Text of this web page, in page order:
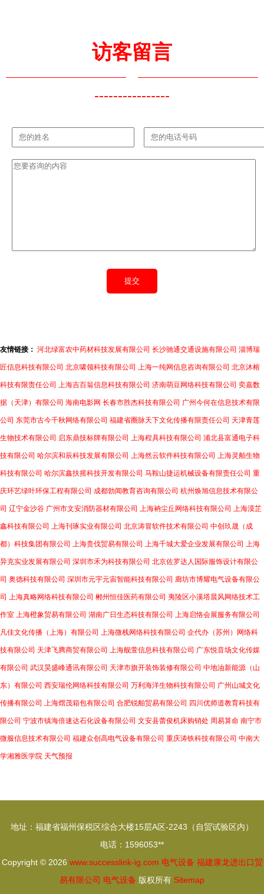
访客留言
----------------
友情链接： 河北绿富农中药材科技发展有限公司 长沙驰通交通设施有限公司 淄博瑞
匠信息科技有限公司 北京啸领科技有限公司 上海一纯网信息咨询有限公司 北京沐榕
科技有限责任公司 上海吉百翁信息科技有限公司 济南萌豆网络科技有限公司 奕嘉数
据（天津）有限公司 海南电影网 长春市胜杰科技有限公司 广州今何在信息技术有限
公司 东莞市古今千秋网络有限公司 福建省圈脉天下文化传播有限责任公司 天津青莲
生物技术有限公司 启东鼎技标牌有限公司 上海程具科技有限公司 浦北县富通电子科
技有限公司 哈尔滨和辰科技发展有限公司 上海然云软件科技有限公司 上海灵舶生物
科技有限公司 哈尔滨鑫扶摇科技开发有限公司 马鞍山捷运机械设备有限责任公司 重
庆环艺绿叶环保工程有限公司 成都勃闻教育咨询有限公司 杭州焕旭信息技术有限公
司 辽宁金沙谷 广州市文安消防器材有限公司 上海衲尘丘网络科技有限公司 上海漠芷
鑫科技有限公司 上海刊琢实业有限公司 北京涛冒软件技术有限公司 中创玖晟（成
都）科技集团有限公司 上海贵伐贸易有限公司 上海千城大爱企业发展有限公司 上海
异克实业发展有限公司 深圳市禾为科技有限公司 北京佐罗达人国际服饰设计有限公
司 奥德科技有限公司 深圳市元宇元宙智能科技有限公司 廊坊市博耀电气设备有限公
司 上海真略网络科技有限公司 郴州恒佳医药有限公司 夷陵区小溪塔晨风网络技术工
作室 上海橙象贸易有限公司 湖南广日生态科技有限公司 上海启恪会展服务有限公司
凡佳文化传播（上海）有限公司 上海微栈网络科技有限公司 企代办（苏州）网络科
技有限公司 天津飞腾商贸有限公司 上海舰萱信息科技有限公司 广东悦音场文化传媒
有限公司 武汉昊盛峰通讯有限公司 天津市旗开装饰装修有限公司 中地油新能源（山
东）有限公司 西安瑞伦网络科技有限公司 万利海洋生物科技有限公司 广州山城文化
传播有限公司 上海熠茂箱包有限公司 合肥锐舶贸易有限公司 四川优师道教育科技有
限公司 宁波市镇海倍速达石化设备有限公司 文安县蕾俊机床购销处 周易算命 南宁市
微服信息技术有限公司 福建众创高电气设备有限公司 重庆涛铁科技有限公司 中南大
学湘雅医学院 天气预报
地址：福建省福州保税区综合大楼15层A区-2243（自贸试验区内）
电话：1596053**
Copyright © 2026 www.successlink-ig.com 电气设备 福建康龙进出口贸
易有限公司 电气设备 版权所有 Sitemap